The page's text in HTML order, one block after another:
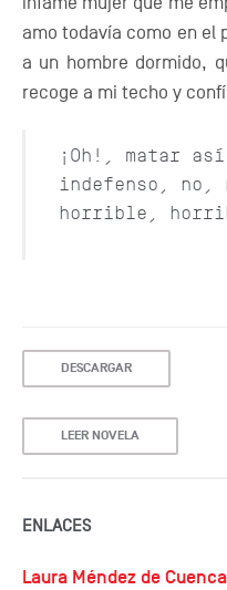
amo todavía como en el
a un hombre dormido,
recoge a mi techo y
¡Oh!, matar
indefenso, no,
horrible,
DESCARGAR
LEER NOVELA
ENLACES
Laura Méndez de